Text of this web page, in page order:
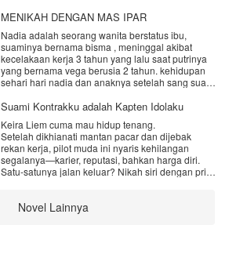
mewariskan sebuah artefak kuno Kendi Penyuling
MENIKAH DENGAN MAS IPAR
Nadia adalah seorang wanita berstatus ibu,
suaminya bernama bisma , meninggal akibat
kecelakaan kerja 3 tahun yang lalu saat putrinya
yang bernama vega berusia 2 tahun. kehidupan
sehari hari nadia dan anaknya setelah sang suami
yamka. istri yamka meninggal usai melahirkan
anak yamka di asuh oleh nadia.
untuk menghindari fitnah, keluarga sepakat
menikahkan nadia dan yamka.
" aku hanya mencintai istriku, jadi jangan berharap
Suami Kontrakku adalah Kapten Idolaku
Keira Liem cuma mau hidup tenang.
Setelah dikhianati mantan pacar dan dijebak
rekan kerja, pilot muda ini nyaris kehilangan
segalanya—karier, reputasi, bahkan harga diri.
Satu-satunya jalan keluar? Nikah siri dengan pria
Pria itu bilang namanya Kai. Katanya
pengangguran. Senyumnya menyebalkan,
Novel Lainnya